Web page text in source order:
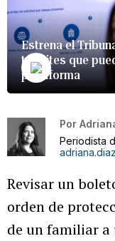
Estrena el
trámites que
plataforma
Por
Periodista
Revisar un
orden de
de un familiar